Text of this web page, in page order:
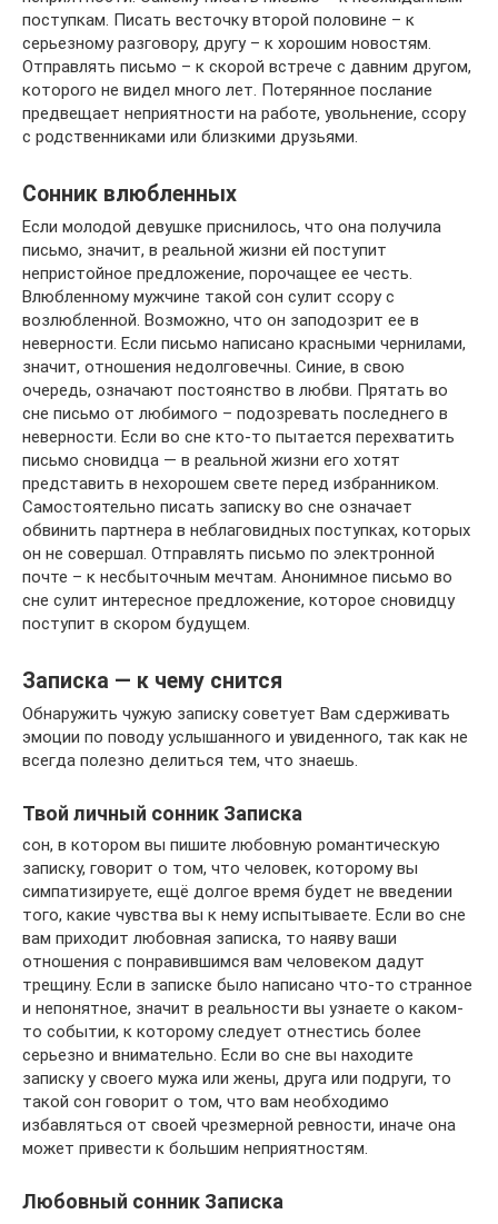
поступкам. Писать весточку второй половине – к
серьезному разговору, другу – к хорошим новостям.
Отправлять письмо – к скорой встрече с давним другом,
которого не видел много лет. Потерянное послание
предвещает неприятности на работе, увольнение, ссору
с родственниками или близкими друзьями.
Сонник влюбленных
Если молодой девушке приснилось, что она получила
письмо, значит, в реальной жизни ей поступит
непристойное предложение, порочащее ее честь.
Влюбленному мужчине такой сон сулит ссору с
возлюбленной. Возможно, что он заподозрит ее в
неверности. Если письмо написано красными чернилами,
значит, отношения недолговечны. Синие, в свою
очередь, означают постоянство в любви. Прятать во
сне письмо от любимого – подозревать последнего в
неверности. Если во сне кто-то пытается перехватить
письмо сновидца — в реальной жизни его хотят
представить в нехорошем свете перед избранником.
Самостоятельно писать записку во сне означает
обвинить партнера в неблаговидных поступках, которых
он не совершал. Отправлять письмо по электронной
почте – к несбыточным мечтам. Анонимное письмо во
сне сулит интересное предложение, которое сновидцу
поступит в скором будущем.
Записка — к чему снится
Обнаружить чужую записку советует Вам сдерживать
эмоции по поводу услышанного и увиденного, так как не
всегда полезно делиться тем, что знаешь.
Твой личный сонник Записка
сон, в котором вы пишите любовную романтическую
записку, говорит о том, что человек, которому вы
симпатизируете, ещё долгое время будет не введении
того, какие чувства вы к нему испытываете. Если во сне
вам приходит любовная записка, то наяву ваши
отношения с понравившимся вам человеком дадут
трещину. Если в записке было написано что-то странное
и непонятное, значит в реальности вы узнаете о каком-
то событии, к которому следует отнестись более
серьезно и внимательно. Если во сне вы находите
записку у своего мужа или жены, друга или подруги, то
такой сон говорит о том, что вам необходимо
избавляться от своей чрезмерной ревности, иначе она
может привести к большим неприятностям.
Любовный сонник Записка